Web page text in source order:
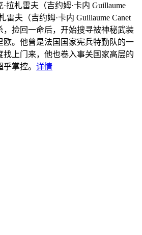
·拉札雷夫（吉约姆·卡内 Guillaume
雷夫（吉约姆·卡内 Guillaume Canet
，捡回一命后，开始搜寻被神秘武装
欧。他曾是法国国家宪兵特勤队的一
找上门来，他也卷入事关国家高层的
掌控。 详情